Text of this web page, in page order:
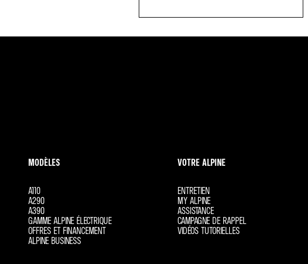
MODÈLES
A110
A290
A390
GAMME ALPINE ÉLECTRIQUE
OFFRES ET FINANCEMENT
ALPINE BUSINESS
VOTRE ALPINE
ENTRETIEN
MY ALPINE
ASSISTANCE
CAMPAGNE DE RAPPEL
VIDÉOS TUTORIELLES